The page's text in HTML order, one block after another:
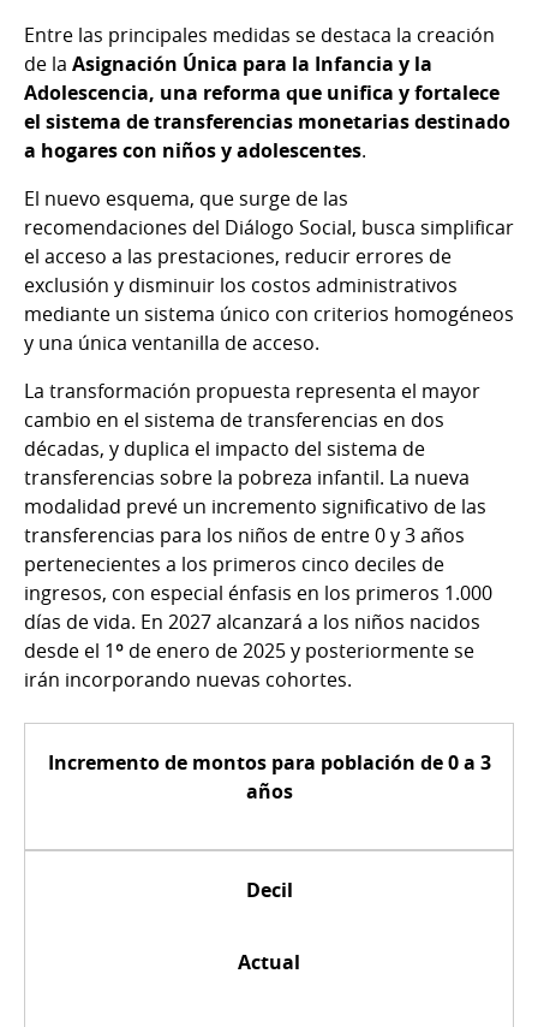
Entre las principales medidas se destaca la creación
de la Asignación Única para la Infancia y la
Adolescencia, una reforma que unifica y fortalece
el sistema de transferencias monetarias destinado
a hogares con niños y adolescentes.
El nuevo esquema, que surge de las
recomendaciones del Diálogo Social, busca simplificar
el acceso a las prestaciones, reducir errores de
exclusión y disminuir los costos administrativos
mediante un sistema único con criterios homogéneos
y una única ventanilla de acceso.
La transformación propuesta representa el mayor
cambio en el sistema de transferencias en dos
décadas, y duplica el impacto del sistema de
transferencias sobre la pobreza infantil. La nueva
modalidad prevé un incremento significativo de las
transferencias para los niños de entre 0 y 3 años
pertenecientes a los primeros cinco deciles de
ingresos, con especial énfasis en los primeros 1.000
días de vida. En 2027 alcanzará a los niños nacidos
desde el 1º de enero de 2025 y posteriormente se
irán incorporando nuevas cohortes.
Incremento de montos para población de 0 a 3
años
Decil
Actual